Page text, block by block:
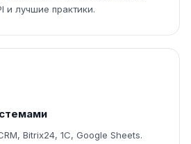
и лучшие практики.
Bitrix24, 1С, Google Sheets.